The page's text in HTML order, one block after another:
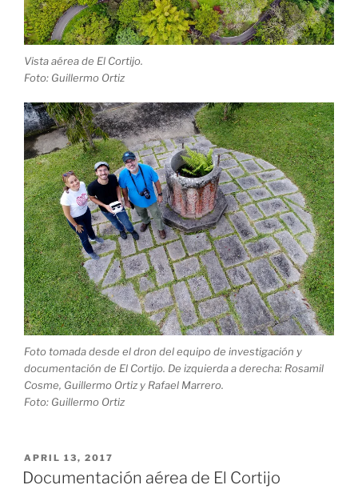
Vista aérea de El Cortijo.
Foto: Guillermo Ortiz
Foto tomada desde el dron del equipo de investigación y
documentación de El Cortijo. De izquierda a derecha: Rosamil
Cosme, Guillermo Ortiz y Rafael Marrero.
Foto: Guillermo Ortiz
POSTED
ON
APRIL 13, 2017
Documentación aérea de El Cortijo